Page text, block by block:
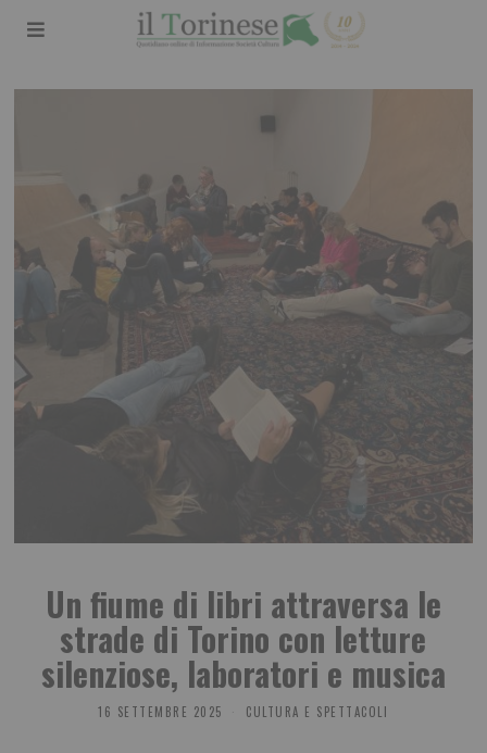
Un fiume di libri attraversa le
strade di Torino con letture
silenziose, laboratori e musica
16 SETTEMBRE 2025 CULTURA E SPETTACOLI